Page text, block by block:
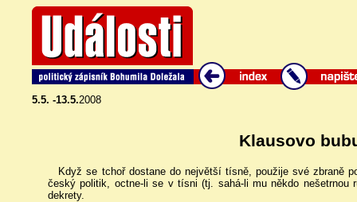
5.5. -13.5.2008
Klausovo
Když se tchoř dostane do největší tísně, použije své zbraně
český politik, octne-li se v tísni (tj. sahá-li mu někdo nešetrnou
dekrety.